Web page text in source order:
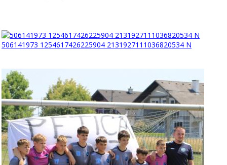
506141973 1254617426225904 2131927111036820534 N